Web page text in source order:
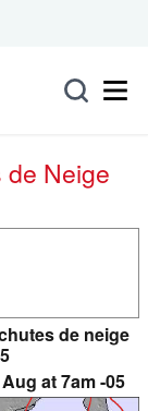
de Neige
de neige
at 7am -05